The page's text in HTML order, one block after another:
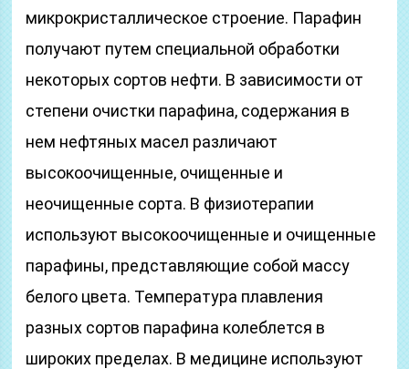
микрокристаллическое строение. Парафин
получают путем специальной обработки
некоторых сортов нефти. В зависимости от
степени очистки парафина, содержания в
нем нефтяных масел различают
высокоочищенные, очищенные и
неочищенные сорта. В физиотерапии
используют высокоочищенные и очищенные
парафины, представляющие собой массу
белого цвета. Температура плавления
разных сортов парафина колеблется в
широких пределах. В медицине используют